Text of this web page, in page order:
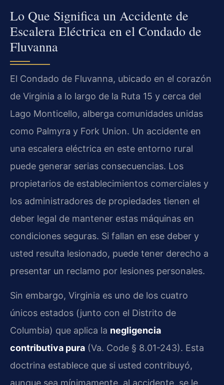
Lo Que Significa un Accidente de
Escalera Eléctrica en el Condado de
Fluvanna
El Condado de Fluvanna, ubicado en el corazón
de Virginia a lo largo de la Ruta 15 y cerca del
Lago Monticello, alberga comunidades unidas
como Palmyra y Fork Union. Un accidente en
una escalera eléctrica en este entorno rural
puede generar serias consecuencias. Los
propietarios de establecimientos comerciales y
los administradores de propiedades tienen el
deber legal de mantener estas máquinas en
condiciones seguras. Si fallan en ese deber y
usted resulta lesionado, puede tener derecho a
presentar un reclamo por lesiones personales.
Sin embargo, Virginia es uno de los cuatro
únicos estados (junto con el Distrito de
Columbia) que aplica la negligencia
contributiva pura (Va. Code § 8.01-243). Esta
doctrina establece que si usted contribuyó,